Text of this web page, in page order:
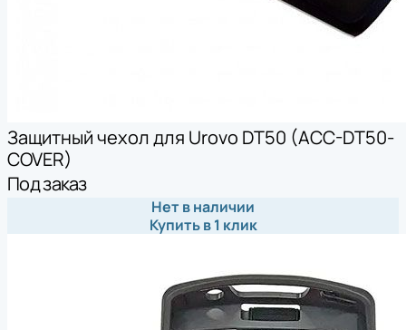
Защитный чехол для Urovo DT50 (ACC-DT50-
COVER)
Под заказ
Нет в наличии
Купить в 1 клик